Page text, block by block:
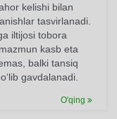
kelishi bilan
tasvirlanadi.
iltijosi tobora
kasb eta
balki tansiq
gavdalanadi.
O'qing